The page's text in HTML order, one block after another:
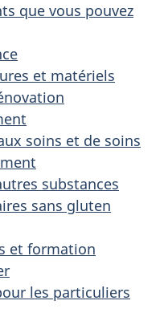
que vous pouvez
et matériels
soins et de soins
substances
sans gluten
et formation
les particuliers